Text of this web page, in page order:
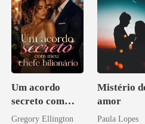
Um acordo
secreto com
meu chefe
Gregory Ellington
Mistério
amor
Paula Lopes